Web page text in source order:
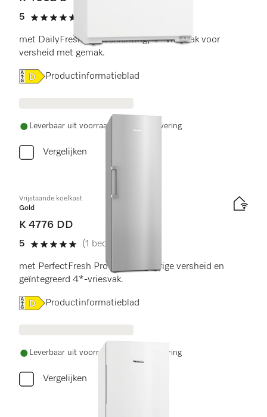
5
5 sterren op 5
met DailyFresh, led-verlichting, 4* vriesvak voor
versheid met gemak.
Online Label Flag, Energielabel
Productinformatieblad
Leverbaar uit voorraad met gratis levering
Vergelijken
Vrijstaande koelkast
Gold
K 4776 DD
5
5 sterren op 5
(1 beoordeling)
met PerfectFresh Pro voor langdurige versheid en
geïntegreerd 4*-vriesvak.
Online Label Flag, Energielabel
Productinformatieblad
Leverbaar uit voorraad met gratis levering
Vergelijken